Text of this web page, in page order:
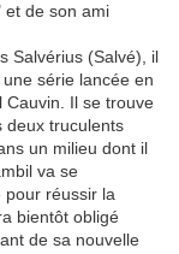
et de son ami
Salvérius (Salvé), il
série lancée en
Cauvin. Il se trouve
deux truculents
un milieu dont il
va se
réussir la
bientôt obligé
de sa nouvelle